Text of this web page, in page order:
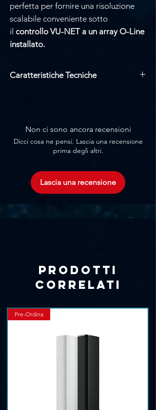
perfetta per fornire una risoluzione
scalabile conveniente sotto
il controllo VU-NET a un array O-Line
installato.
Caratteristiche Tecniche
Altezza rack 2U
Alimentatore a commutazione
Ventola di raffreddamento a velocità
anteriore a quella posteriore
Funzionamento tramite rete globale,
rilevamento automatico da 115 V a
Non ci sono ancora recensioni
Dicci cosa ne pensi. Lascia una recensione
prima degli altri.
Lascia una recensione
Prodotti
correlati
Pre-Ordina